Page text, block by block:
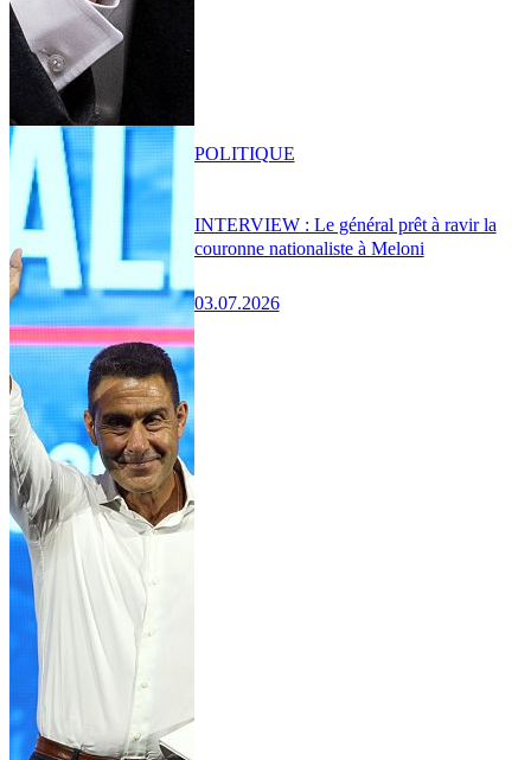
INTERVIEW : Le général prêt à ravir la
couronne nationaliste à Meloni
03.07.2026
POLITIQUE